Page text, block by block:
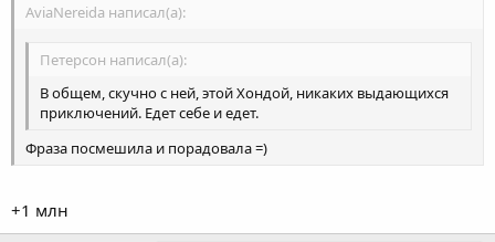
AviaNereida написал(а):
Петерсон написал(а):
В общем, скучно с ней, этой Хондой, никаких выдающихся
приключений. Едет себе и едет.
Фраза посмешила и порадовала =)
+1 млн